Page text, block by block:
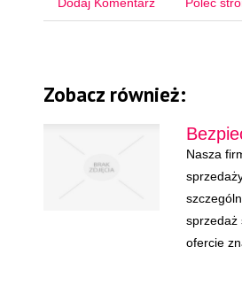
Zobacz również:
Nasza
sprzedaż
ofercie